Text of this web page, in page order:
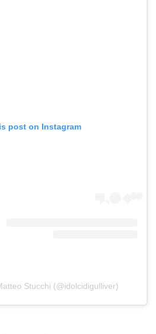
post on Instagram
Stucchi (@idolcidigulliver)